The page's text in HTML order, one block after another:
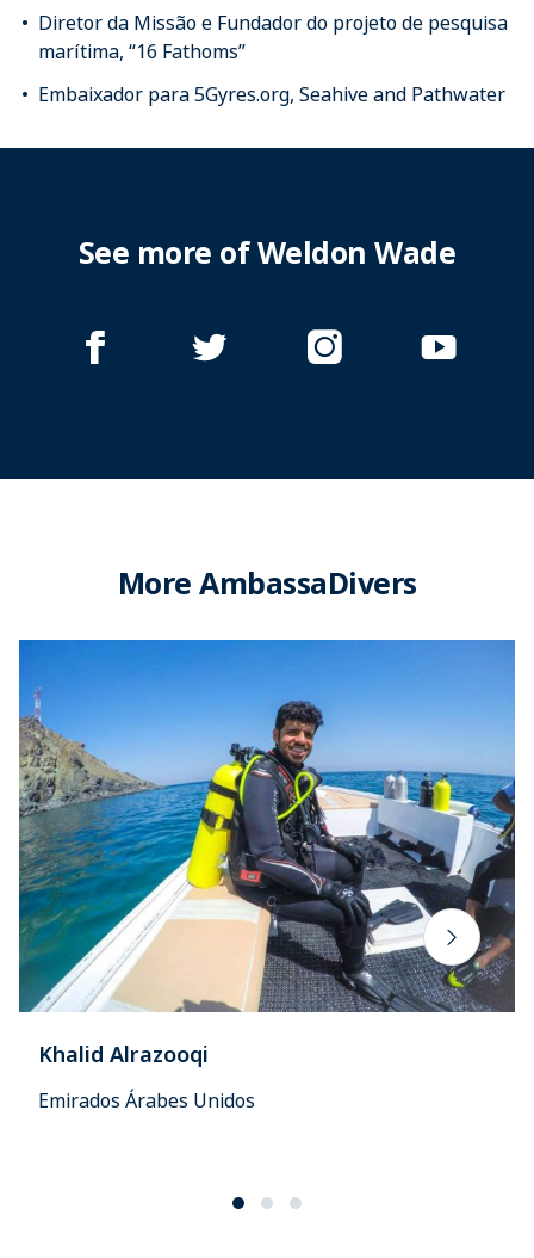
Diretor da Missão e Fundador do projeto de pesquisa
marítima, “16 Fathoms”
Embaixador para 5Gyres.org, Seahive and Pathwater
See more of Weldon Wade
More AmbassaDivers
Khalid Alrazooqi
Emirados Árabes Unidos